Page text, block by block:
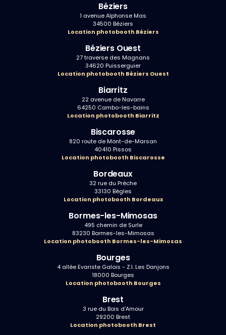
Béziers
1 avenue Alphonse Mas
34500 Béziers
Location photobooth Béziers
Béziers Ouest
27 traverse des Magnans
34620 Puisserguier
Location photobooth Béziers Ouest
Biarritz
22 avenue de Navarre
64250 Cambo-les-bains
Location photobooth Biarritz
Biscarosse
820 route de Mont-de-Marsan
40410 Pissos
Location photobooth Biscarosse
Bordeaux
32 rue du Prèche
33130 Bègles
Location photobooth Bordeaux
Bormes-les-Mimosas
495 chemin de Surle
83230 Bormes-les-Mimosas
Location photobooth Bormes-les-Mimosas
Bourges
4 allée Evariste Galois - Z.I. Les Danjons
18000 Bourges
Location photobooth Bourges
Brest
3 rue du Bois d’Amour
29200 Brest
Location photobooth Brest